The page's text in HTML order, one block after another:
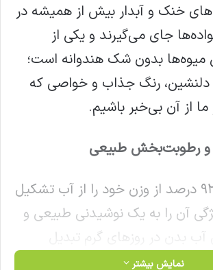
خنک و آبدار بیش از همیشه در
جای می‌گیرند و یکی از
میوه‌ها بدون شک هندوانه است؛
دلنشین، رنگ جذاب و خواصی که
از آن بی‌خبر باشیم.
و رطوبت‌بخش طبیعی
هندوانه حدود ۹۲ درصد از وزن خود را از آب تشکیل
آن را به یک نوشیدنی طبیعی و
آب بدن در روزهای گرم تبدیل
در فصول گرم به پیشگیری
نمایش بیشتر